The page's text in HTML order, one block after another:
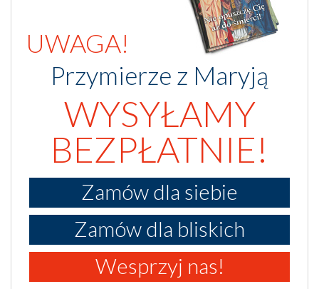
UWAGA!
Przymierze z Maryją
WYSYŁAMY
BEZPŁATNIE!
Zamów dla siebie
Zamów dla bliskich
Wesprzyj nas!